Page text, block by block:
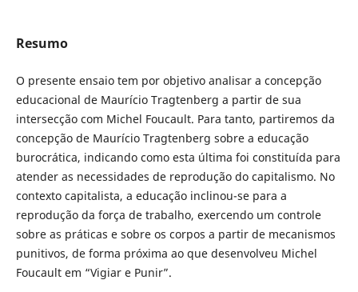
Resumo
O presente ensaio tem por objetivo analisar a concepção
educacional de Maurício Tragtenberg a partir de sua
intersecção com Michel Foucault. Para tanto, partiremos da
concepção de Maurício Tragtenberg sobre a educação
burocrática, indicando como esta última foi constituída para
atender as necessidades de reprodução do capitalismo. No
contexto capitalista, a educação inclinou-se para a
reprodução da força de trabalho, exercendo um controle
sobre as práticas e sobre os corpos a partir de mecanismos
punitivos, de forma próxima ao que desenvolveu Michel
Foucault em “Vigiar e Punir”.